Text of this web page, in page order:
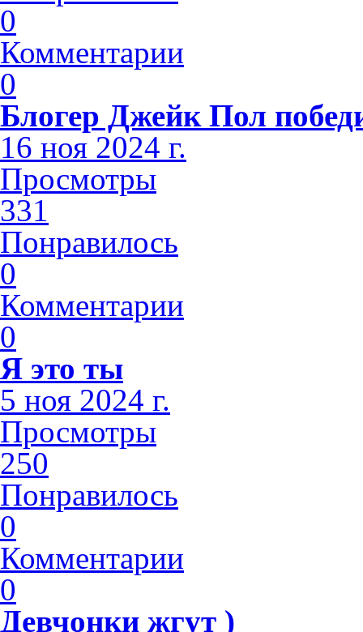
0
Комментарии
0
Блогер Джейк Пол
16 ноя 2024 г.
Просмотры
331
Понравилось
0
Комментарии
0
Я это ты
5 ноя 2024 г.
Просмотры
250
Понравилось
0
Комментарии
0
Девчонки жгут )